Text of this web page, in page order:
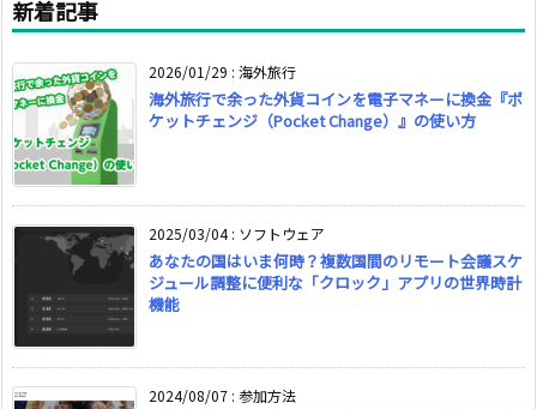
新着記事
2026/01/29 : 海外旅行
海外旅行で余った外貨コインを電子マネーに換金『ポ
ケットチェンジ（Pocket Change）』の使い方
2025/03/04: ソフトウェア
あなたの国はいま何時？複数国間のリモート会議スケ
ジュール調整に便利な「クロック」アプリの世界時計
機能
2024/08/07 : 参加方法